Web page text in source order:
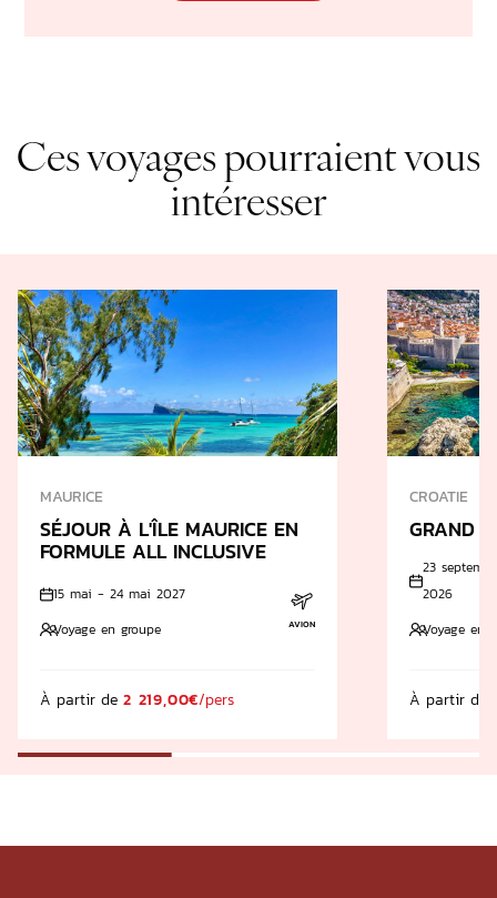
Ces voyages pourraient vous
intéresser
MAURICE
SÉJOUR À L'ÎLE MAURICE EN
FORMULE ALL INCLUSIVE
15 mai - 24 mai 2027
Voyage en groupe
AVION
À partir de 2 219,00€/pers
CROATIE
GRAND
23
2026
Voyage en
À partir de